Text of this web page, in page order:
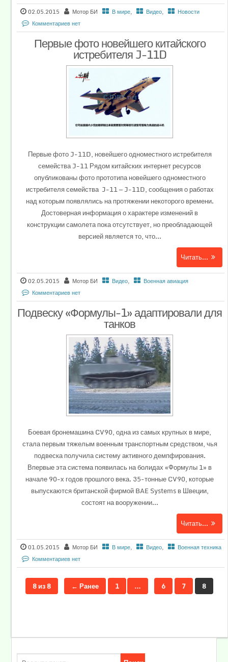
02.05.2015 Мотор БИ В мире, Видео,
Новости
Комментариев нет
Первые фото новейшего китайского
истребителя J-11D
Первые фото J-11D, новейшего одноместного истребителя
семейства J-11 Рядом китайских интернет ресурсов
опубликованы фото прототипа новейшего одноместного
истребителя семейства J-11 — J-11D, сообщения о работах
над которым появлялись на протяжении некоторого времени.
Достоверная информация о характере изменений в
конструкции самолета пока отсутствует, но преобладающей
версией является то, что...
Читать...
02.05.2015 Мотор БИ Видео,
Военная авиация
Комментариев нет
Подвеску «Формулы-1» адаптировали для
танков
Боевая бронемашина CV90, одна из самых крупных в мире,
стала первым тяжелым военным транспортным средством, чья
подвеска получила систему активного демпфирования.
Впервые эта система появилась на болидах «Формулы 1» в
начале 90-х годов прошлого века. 35-тонные CV90, которые
выпускаются британской фирмой BAE Systems в Швеции,
состоят на вооружении...
Читать...
01.05.2015 Мотор БИ В мире, Видео,
Военная техника
Комментариев нет
8 из 8 ← Ранее 1 … 6 7 8